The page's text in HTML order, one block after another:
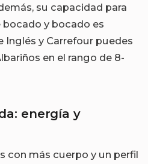
su capacidad para
bocado y bocado es
Inglés y Carrefour puedes
en el rango de 8-
energía y
con más cuerpo y un perfil